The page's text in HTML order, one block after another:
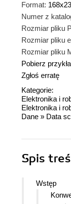
Format:
Numer z
Rozmiar pliku
Rozmiar pliku
Rozmiar pliku
Pobierz
Zgłoś erratę
Kategorie:
Elektronika i
Elektronika i
Dane » Data
Spis
Wstęp